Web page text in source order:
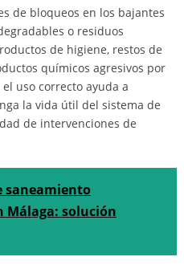
de bloqueos en los bajantes
o residuos
de higiene, restos de
químicos agresivos por
uso correcto ayuda a
la vida útil del sistema de
de intervenciones de
saneamiento
Málaga: solución